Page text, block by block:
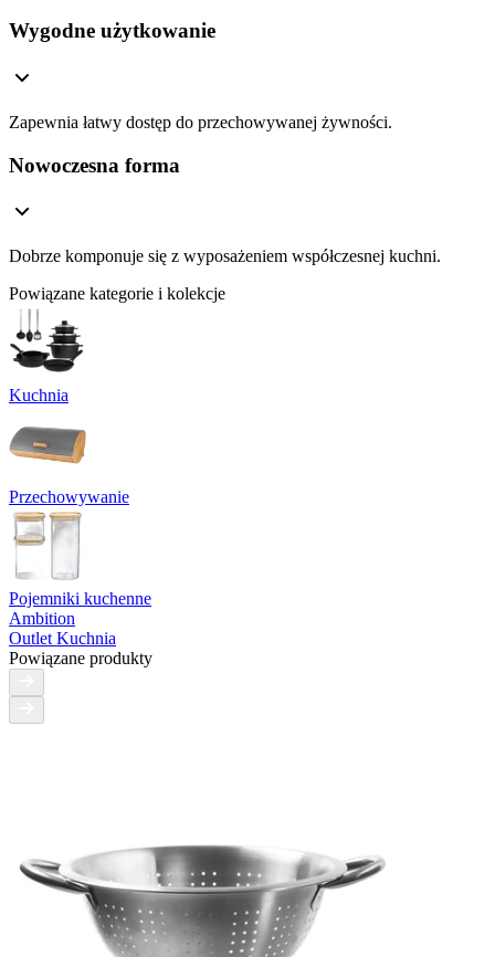
Wygodne użytkowanie
Zapewnia łatwy dostęp do przechowywanej żywności.
Nowoczesna forma
Dobrze komponuje się z wyposażeniem współczesnej kuchni.
Powiązane kategorie i kolekcje
Kuchnia
Przechowywanie
Pojemniki kuchenne
Ambition
Outlet Kuchnia
Powiązane produkty